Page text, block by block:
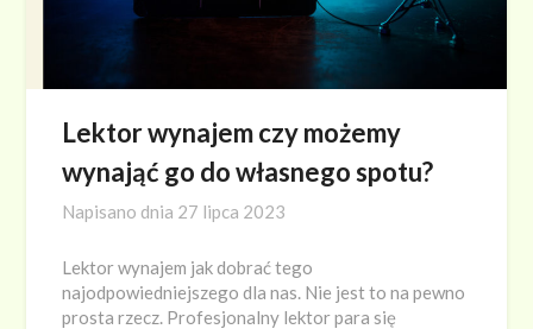
Lektor wynajem czy możemy
wynająć go do własnego spotu?
Napisano dnia 27 lipca 2023
Lektor wynajem jak dobrać tego
najodpowiedniejszego dla nas. Nie jest to na pewno
prosta rzecz. Profesjonalny lektor para się